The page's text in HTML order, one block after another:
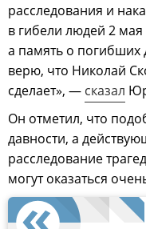
расследования и
в гибели людей 2
а память о погибших
верю, что Николай
сделает», — сказал
Он отметил, что
давности, а
расследование
могут оказаться